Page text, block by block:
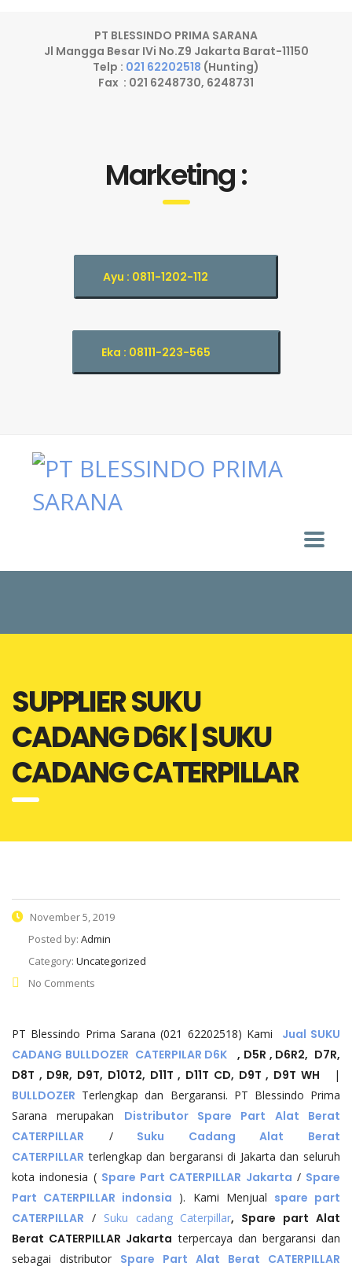
PT BLESSINDO PRIMA SARANA
Jl Mangga Besar IVi No.Z9 Jakarta Barat-11150
Telp : 021 62202518 (Hunting)
Fax : 021 6248730, 6248731
Marketing :
Ayu : 0811-1202-112
Eka : 08111-223-565
SUPPLIER SUKU
CADANG D6K | SUKU
CADANG CATERPILLAR
November 5, 2019
Posted by: Admin
Category: Uncategorized
No Comments
PT Blessindo Prima Sarana (021 62202518) Kami
Jual SUKU
CADANG BULLDOZER CATERPILAR D6K
, D5R , D6R2, D7R,
D8T , D9R, D9T, D10T2, D11T , D11T CD, D9T , D9T WH
|
BULLDOZER Terlengkap dan Bergaransi. PT Blessindo Prima
Sarana merupakan Distributor Spare Part Alat Berat
CATERPILLAR /
Suku Cadang Alat Berat
CATERPILLAR terlengkap dan bergaransi di Jakarta dan seluruh
kota indonesia ( Spare Part CATERPILLAR Jakarta / Spare
Part CATERPILLAR indonsia ). Kami Menjual spare part
CATERPILLAR / Suku cadang Caterpillar, Spare part Alat
Berat CATERPILLAR Jakarta terpercaya dan bergaransi dan
sebagai distributor Spare Part Alat Berat CATERPILLAR